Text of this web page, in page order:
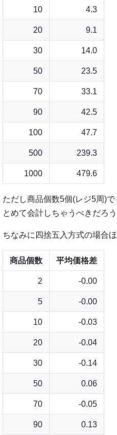
10 4.3
20 9.1
30 14.0
50 23.5
70 33.1
90 42.5
100 47.7
500 239.3
1000 479.6
ただし商品個数5個(レジ5周)
とめて会計しちゃうべきだろう
ちなみに四捨五入方式の場合
商品個数 平均価格差
2 -0.00
5 -0.00
10 -0.03
20 -0.04
30 -0.14
50 0.06
70 -0.05
90 0.13